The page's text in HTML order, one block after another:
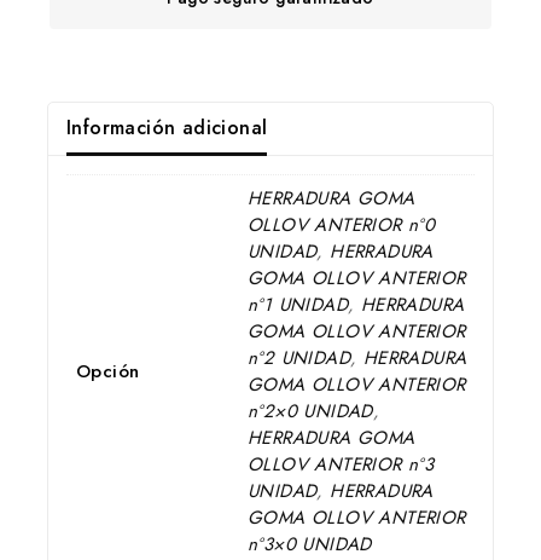
Información adicional
Opción
HERRADURA GOMA
OLLOV ANTERIOR nº0
UNIDAD, HERRADURA
GOMA OLLOV ANTERIOR
nº1 UNIDAD, HERRADURA
GOMA OLLOV ANTERIOR
nº2 UNIDAD, HERRADURA
GOMA OLLOV ANTERIOR
nº2×0 UNIDAD,
HERRADURA GOMA
OLLOV ANTERIOR nº3
UNIDAD, HERRADURA
GOMA OLLOV ANTERIOR
nº3×0 UNIDAD